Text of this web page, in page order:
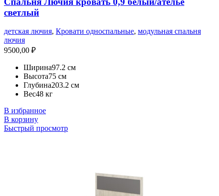
светлый
детская лючия, Кровати односпальные, модульная спальня
лючия
9500,00 ₽
Ширина97.2 см
Высота75 см
Глубина203.2 см
Вес48 кг
В избранное
В корзину
Быстрый просмотр